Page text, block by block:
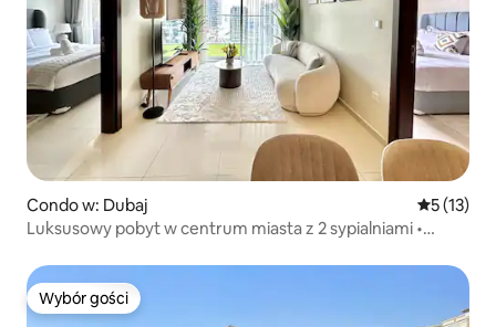
Condo w: Dubaj Średnia
5 (13)
Luksusowy pobyt w centrum miasta z 2 sypialniami •
Wybór gości
Wybór gości